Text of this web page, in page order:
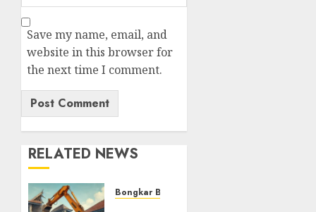
Save my name, email, and
website in this browser for
the next time I comment.
RELATED NEWS
Bongkar Bangunan Yogyakarta